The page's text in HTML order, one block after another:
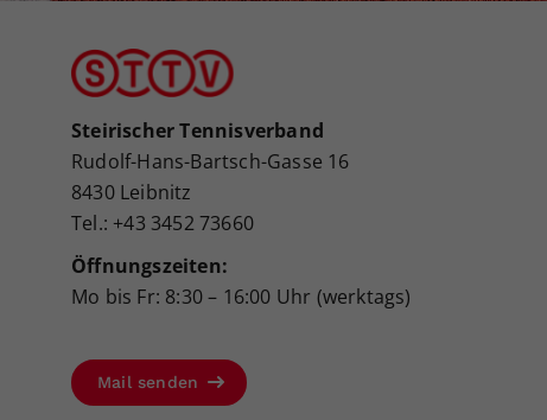
Steirischer Tennisverband
Rudolf-Hans-Bartsch-Gasse 16
8430 Leibnitz
Tel.: +43 3452 73660
Öffnungszeiten:
Mo bis Fr: 8:30 – 16:00 Uhr (werktags)
Mail senden